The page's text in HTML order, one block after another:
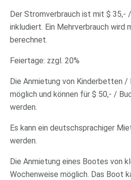
Der Stromverbrauch ist mit $ 35,-
inkludiert. Ein Mehrverbrauch wird
berechnet.
Feiertage: zzgl. 20%
Die Anmietung von Kinderbetten
möglich und können für $ 50,- /
werden.
Es kann ein deutschsprachiger
werden.
Die Anmietung eines Bootes von
Wochenweise möglich. Das Boot